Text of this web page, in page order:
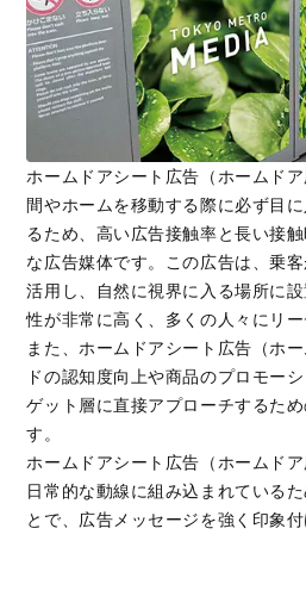
ホームドアシート広告（ホームド
間やホームを移動する際に必ず目
るため、高い広告接触率と長い接
な広告媒体です。この広告は、乗
活用し、自然に視界に入る場所に
性が非常に高く、多くの人々にリー
また、ホームドアシート広告（ホ
ドの認知度向上や商品のプロモー
ゲット層に直接アプローチするた
す。
ホームドアシート広告（ホームド
日常的な動線に組み込まれている
とで、広告メッセージを強く印象付